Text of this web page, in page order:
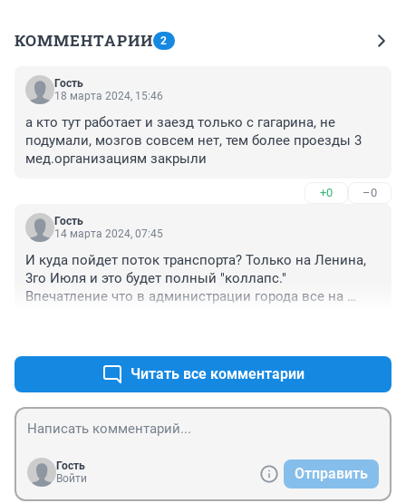
КОММЕНТАРИИ 2
Гость
18 марта 2024, 15:46
а кто тут работает и заезд только с гагарина, не
подумали, мозгов совсем нет, тем более проезды 3
мед.организациям закрыли
+0 –0
Гость
14 марта 2024, 07:45
И куда пойдет поток транспорта? Только на Ленина,
3го Июля и это будет полный "коллапс."
Впечатление что в администрации города все на
Читать все комментарии
Гость
Войти
Отправить